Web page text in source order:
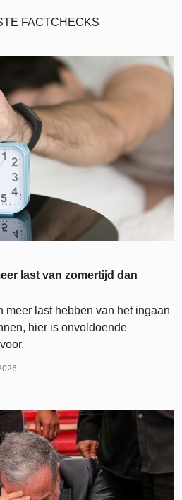
FACTCHECKS
last van zomertijd dan
meer last hebben van het ingaan
hier is onvoldoende